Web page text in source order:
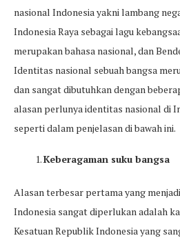
nasional Indonesia yakni lambang
Indonesia Raya sebagai lagu
merupakan bahasa nasional, dan
Identitas nasional sebuah bangsa
dan sangat dibutuhkan dengan
alasan perlunya identitas nasional di
seperti dalam penjelasan di bawah ini.
Keberagaman suku bangsa
Alasan terbesar pertama yang
Indonesia sangat diperlukan adalah
Kesatuan Republik Indonesia yang